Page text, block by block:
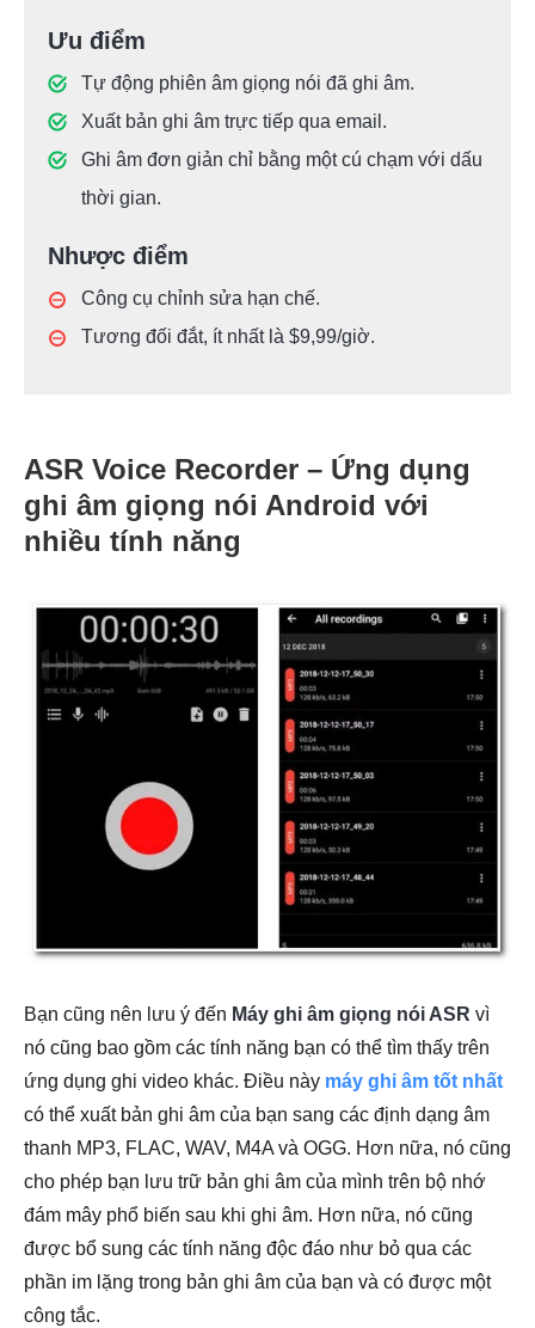
Ưu điểm
Tự động phiên âm giọng nói đã ghi âm.
Xuất bản ghi âm trực tiếp qua email.
Ghi âm đơn giản chỉ bằng một cú chạm với dấu
thời gian.
Nhược điểm
Công cụ chỉnh sửa hạn chế.
Tương đối đắt, ít nhất là $9,99/giờ.
ASR Voice Recorder – Ứng dụng
ghi âm giọng nói Android với
nhiều tính năng
Bạn cũng nên lưu ý đến Máy ghi âm giọng nói ASR vì
nó cũng bao gồm các tính năng bạn có thể tìm thấy trên
ứng dụng ghi video khác. Điều này máy ghi âm tốt nhất
có thể xuất bản ghi âm của bạn sang các định dạng âm
thanh MP3, FLAC, WAV, M4A và OGG. Hơn nữa, nó cũng
cho phép bạn lưu trữ bản ghi âm của mình trên bộ nhớ
đám mây phổ biến sau khi ghi âm. Hơn nữa, nó cũng
được bổ sung các tính năng độc đáo như bỏ qua các
phần im lặng trong bản ghi âm của bạn và có được một
công tắc.